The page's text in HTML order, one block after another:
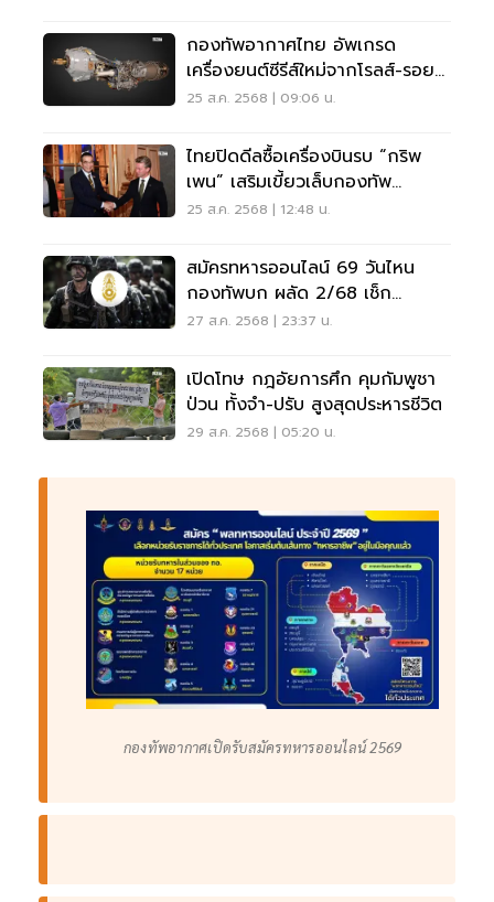
กองทัพอากาศไทย อัพเกรด
เครื่องยนต์ซีรีส์ใหม่จากโรลส์-รอยซ์
เครื่องบิน ซี-130 เอช
25 ส.ค. 2568 | 09:06 น.
ไทยปิดดีลซื้อเครื่องบินรบ “กริพ
เพน” เสริมเขี้ยวเล็บกองทัพ
ป้องกันประเทศ
25 ส.ค. 2568 | 12:48 น.
สมัครทหารออนไลน์ 69 วันไหน
กองทัพบก ผลัด 2/68 เช็ก
คุณสมบัติที่นี่
27 ส.ค. 2568 | 23:37 น.
เปิดโทษ กฎอัยการศึก คุมกัมพูชา
ป่วน ทั้งจำ-ปรับ สูงสุดประหารชีวิต
29 ส.ค. 2568 | 05:20 น.
กองทัพอากาศเปิดรับสมัครทหารออนไลน์ 2569